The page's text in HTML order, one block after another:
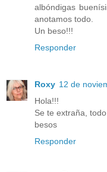
albóndigas
anotamos todo.
Un beso!!!
Responder
Roxy 12 de
Hola!!!
Se te extraña,
besos
Responder